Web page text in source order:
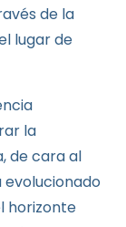
de la
lugar de
la
de cara al
evolucionado
horizonte